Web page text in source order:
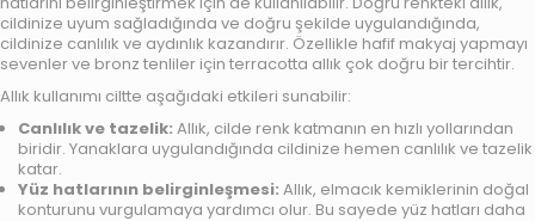
cildinize uyum sağladığında ve doğru şekilde uygulandığında,
cildinize canlılık ve aydınlık kazandırır. Özellikle hafif makyaj yapmayı
sevenler ve bronz tenliler için terracotta allık çok doğru bir tercihtir.
Allık kullanımı ciltte aşağıdaki etkileri sunabilir:
Canlılık ve tazelik: Allık, cilde renk katmanın en hızlı yollarından
biridir. Yanaklara uygulandığında cildinize hemen canlılık ve tazelik
katar.
Yüz hatlarının belirginleşmesi: Allık, elmacık kemiklerinin doğal
konturunu vurgulamaya yardımcı olur. Bu sayede yüz hatları daha